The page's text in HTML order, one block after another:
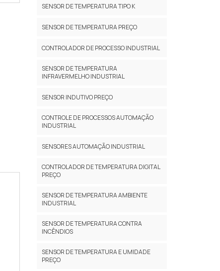
SENSOR DE TEMPERATURA TIPO K
SENSOR DE TEMPERATURA PREÇO
CONTROLADOR DE PROCESSO INDUSTRIAL
SENSOR DE TEMPERATURA
INFRAVERMELHO INDUSTRIAL
SENSOR INDUTIVO PREÇO
CONTROLE DE PROCESSOS AUTOMAÇÃO
INDUSTRIAL
SENSORES AUTOMAÇÃO INDUSTRIAL
CONTROLADOR DE TEMPERATURA DIGITAL
PREÇO
SENSOR DE TEMPERATURA AMBIENTE
INDUSTRIAL
SENSOR DE TEMPERATURA CONTRA
INCÊNDIOS
SENSOR DE TEMPERATURA E UMIDADE
PREÇO